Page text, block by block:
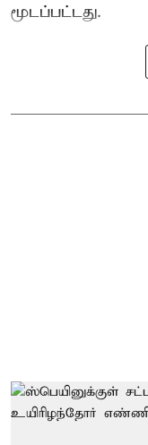
மூடப்பட்டது.